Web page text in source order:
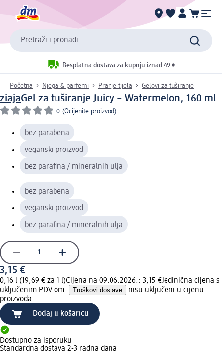
Pretraži i pronađi
Besplatna dostava za kupnju iznad 49 €
Početna Njega & parfemi Pranje tijela Gelovi za tuširanje
ziajaGel za tuširanje Juicy – Watermelon, 160 ml
0 (Ocijenite proizvod)
bez parabena
veganski proizvod
bez parafina / mineralnih ulja
bez parabena
veganski proizvod
bez parafina / mineralnih ulja
3,15 €
0,16 l (19,69 € za 1 l)Cijena na 09.06.2026.: 3,15 €Jedinična cijena s
uključenim PDV-om.
Troškovi dostave
nisu uključeni u cijenu
proizvoda.
Dodaj u košaricu
Dostupno za isporuku
Standardna dostava 2-3 radna dana